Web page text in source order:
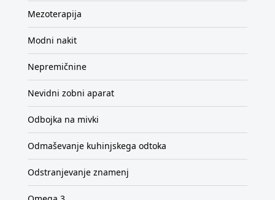
Mezoterapija
Modni nakit
Nepremičnine
Nevidni zobni aparat
Odbojka na mivki
Odmaševanje kuhinjskega odtoka
Odstranjevanje znamenj